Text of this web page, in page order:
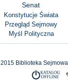
Senat
Konstytucje Świata
Przegląd Sejmowy
Myśl Polityczna
2015 Biblioteka Sejmowa